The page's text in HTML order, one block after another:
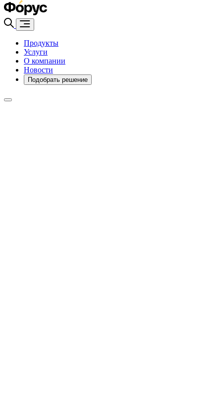
Продукты
Услуги
О компании
Новости
Подобрать решение